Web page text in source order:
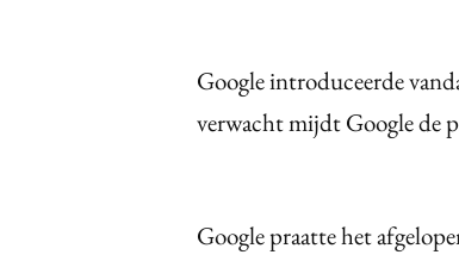
Google introduceerde
verwacht mijdt Google de
Google praatte het